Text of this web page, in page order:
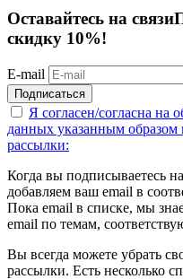
Оставайтесь на связи
скидку 10%!
E-mail
Подписаться
Я согласен/согласна на
данных указанным образом
рассылки:
Когда вы подписываетесь
добавляем ваш email в
Пока email в списке, мы
email по темам,
Вы всегда можете убрать
рассылки. Есть несколько